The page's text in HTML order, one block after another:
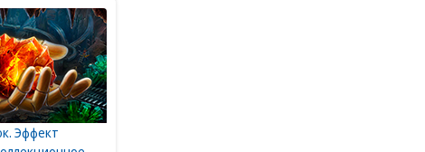
Эффект